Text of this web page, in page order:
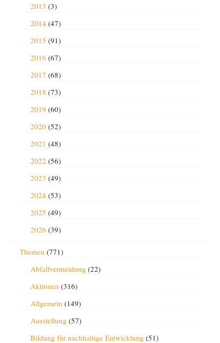
2013 (3)
2014 (47)
2015 (91)
2016 (67)
2017 (68)
2018 (73)
2019 (60)
2020 (52)
2021 (48)
2022 (56)
2023 (49)
2024 (53)
2025 (49)
2026 (39)
Themen (771)
Abfallvermeidung (22)
Aktionen (316)
Allgemein (149)
Ausstellung (57)
Bildung für nachhaltige Entwicklung (51)